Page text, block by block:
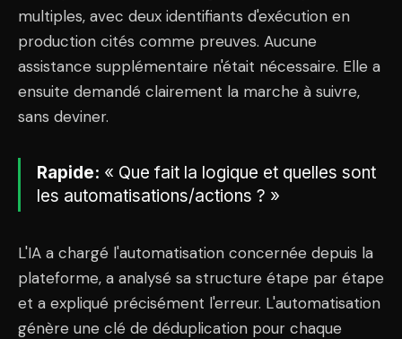
multiples, avec deux identifiants d'exécution en
production cités comme preuves. Aucune
assistance supplémentaire n'était nécessaire. Elle a
ensuite demandé clairement la marche à suivre,
sans deviner.
Rapide: « Que fait la logique et quelles sont
les automatisations/actions ? »
L'IA a chargé l'automatisation concernée depuis la
plateforme, a analysé sa structure étape par étape
et a expliqué précisément l'erreur. L'automatisation
génère une clé de déduplication pour chaque